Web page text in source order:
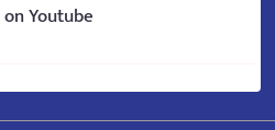
Youtube